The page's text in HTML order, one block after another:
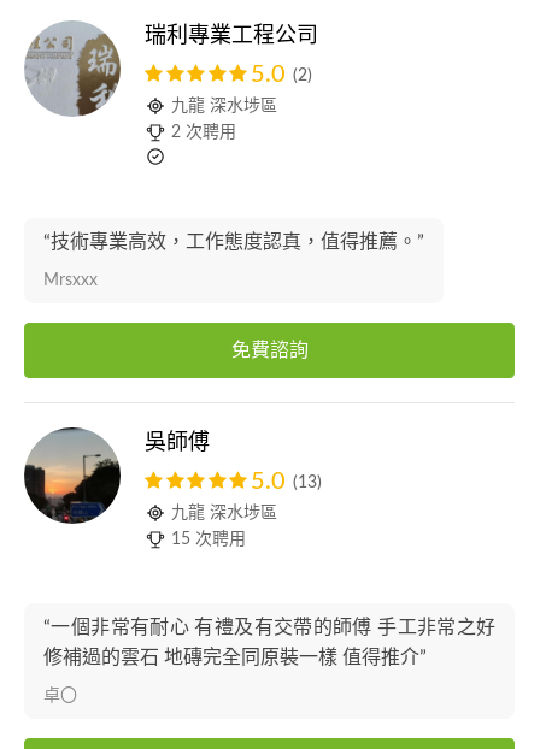
瑞利專業工程公司
5.0 (2)
九龍 深水埗區
2 次聘用
“技術專業高效，工作態度認真，值得推薦。”
Mrsxxx
免費諮詢
吳師傅
5.0 (13)
九龍 深水埗區
15 次聘用
“一個非常有耐心 有禮及有交帶的師傅 手工非常之好
修補過的雲石 地磚完全同原裝一樣 值得推介”
卓〇